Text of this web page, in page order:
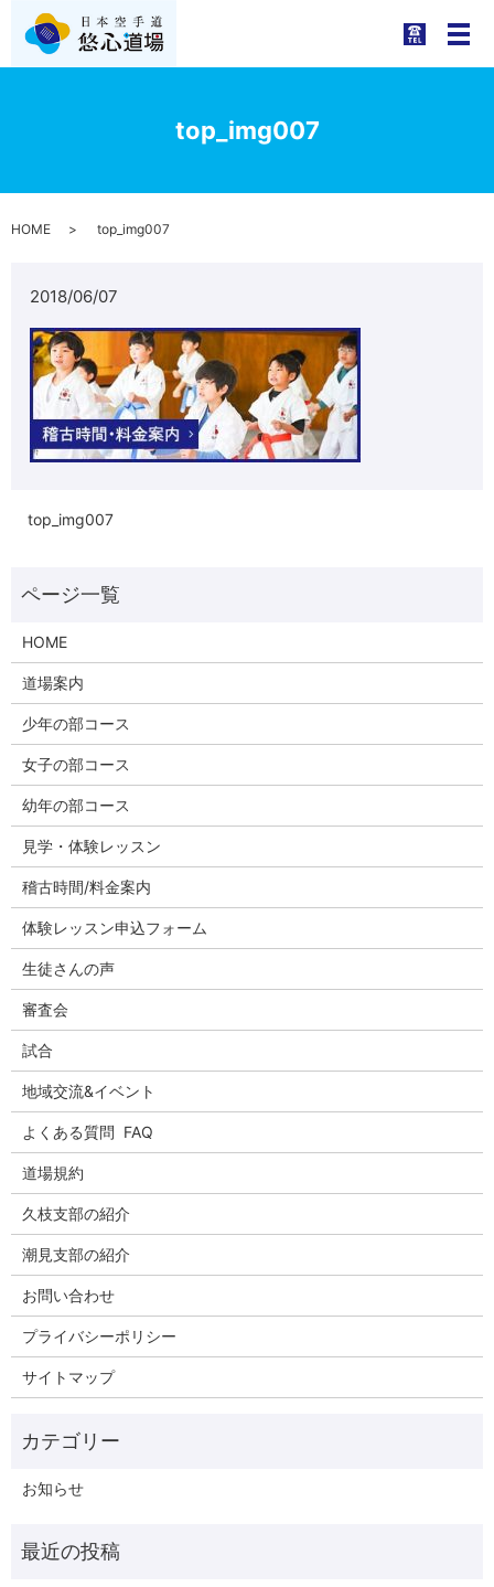
メ
top_img007
HOME top_img007
2018/06/07
top_img007
HOME
道場案内
少年の部コース
女子の部コース
幼年の部コース
見学・体験レッスン
稽古時間/料金案内
体験レッスン申込フォーム
生徒さんの声
審査会
試合
地域交流&イベント
よくある質問 FAQ
道場規約
久枝支部の紹介
潮見支部の紹介
お問い合わせ
プライバシーポリシー
サイトマップ
お知らせ